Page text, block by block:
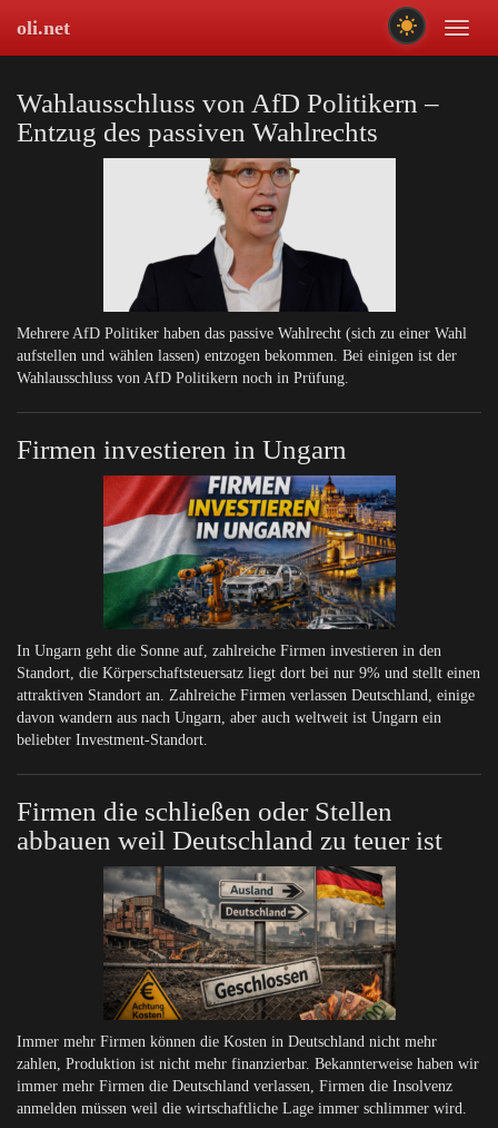
main
Toggle
oli.net
Wahlausschluss von AfD Politikern –
Entzug des passiven Wahlrechts
Mehrere AfD Politiker haben das passive Wahlrecht (sich zu einer Wahl
aufstellen und wählen lassen) entzogen bekommen. Bei einigen ist der
Wahlausschluss von AfD Politikern noch in Prüfung.
Firmen investieren in Ungarn
In Ungarn geht die Sonne auf, zahlreiche Firmen investieren in den
Standort, die Körperschaftsteuersatz liegt dort bei nur 9% und stellt einen
attraktiven Standort an. Zahlreiche Firmen verlassen Deutschland, einige
davon wandern aus nach Ungarn, aber auch weltweit ist Ungarn ein
beliebter Investment-Standort.
Firmen die schließen oder Stellen
abbauen weil Deutschland zu teuer ist
Immer mehr Firmen können die Kosten in Deutschland nicht mehr
zahlen, Produktion ist nicht mehr finanzierbar. Bekannterweise haben wir
immer mehr Firmen die Deutschland verlassen, Firmen die Insolvenz
anmelden müssen weil die wirtschaftliche Lage immer schlimmer wird.